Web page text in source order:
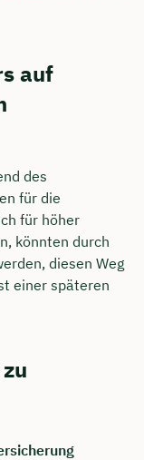
auf
des
für die
für höher
könnten durch
diesen Weg
einer späteren